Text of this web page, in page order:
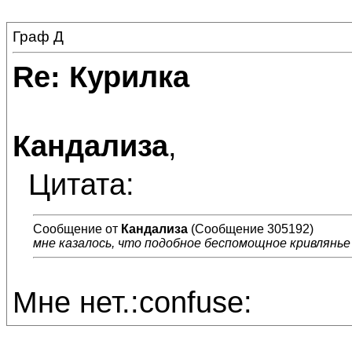
Граф Д
Re: Курилка
Кандализа,
Цитата:
Сообщение от Кандализа (Сообщение 305192)
мне казалось, что подобное беспомощное
Мне нет.:confuse: